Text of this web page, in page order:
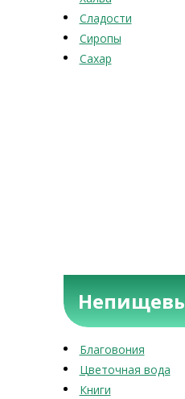
Сладости
Сиропы
Сахар
Благовония
Цветочная вода
Книги